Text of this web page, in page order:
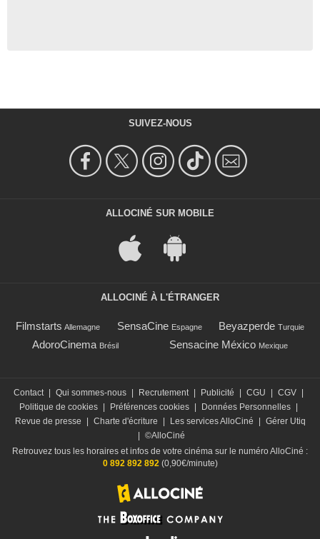
SUIVEZ-NOUS
ALLOCINÉ SUR MOBILE
ALLOCINÉ À L'ÉTRANGER
Filmstarts Allemagne SensaCine Espagne Beyazperde Turquie
AdoroCinema Brésil Sensacine México Mexique
Contact Qui sommes-nous Recrutement Publicité CGU CGV
Politique de cookies
Préférences cookies Données Personnelles
Revue de presse
Charte d'écriture Les services AlloCiné
Gérer Utiq
©AlloCiné
Retrouvez tous les horaires et infos de votre cinéma sur le numéro AlloCiné :
0 892 892 892(0,90€/minute)